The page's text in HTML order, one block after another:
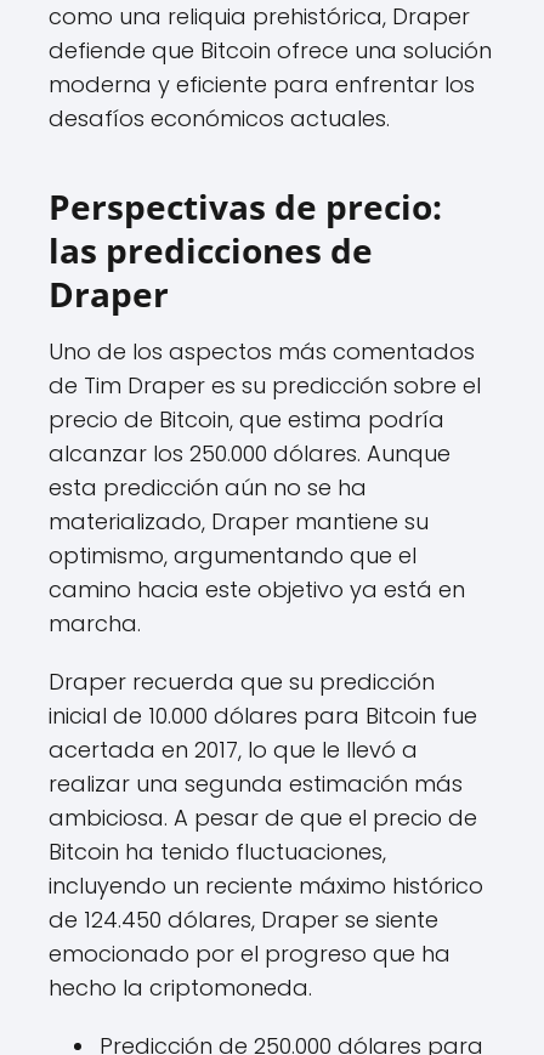
como una reliquia prehistórica, Draper
defiende que Bitcoin ofrece una solución
moderna y eficiente para enfrentar los
desafíos económicos actuales.
Perspectivas de precio:
las predicciones de
Draper
Uno de los aspectos más comentados
de Tim Draper es su predicción sobre el
precio de Bitcoin, que estima podría
alcanzar los 250.000 dólares. Aunque
esta predicción aún no se ha
materializado, Draper mantiene su
optimismo, argumentando que el
camino hacia este objetivo ya está en
marcha.
Draper recuerda que su predicción
inicial de 10.000 dólares para Bitcoin fue
acertada en 2017, lo que le llevó a
realizar una segunda estimación más
ambiciosa. A pesar de que el precio de
Bitcoin ha tenido fluctuaciones,
incluyendo un reciente máximo histórico
de 124.450 dólares, Draper se siente
emocionado por el progreso que ha
hecho la criptomoneda.
Predicción de 250.000 dólares para